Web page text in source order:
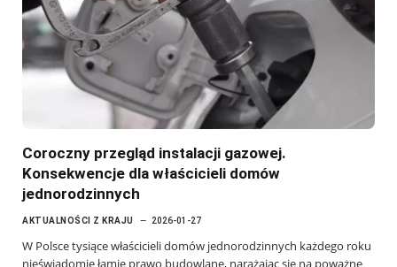
Coroczny przegląd instalacji gazowej.
Konsekwencje dla właścicieli domów
jednorodzinnych
AKTUALNOŚCI Z KRAJU 2026-01-27
W Polsce tysiące właścicieli domów jednorodzinnych każdego roku
nieświadomie łamie prawo budowlane, narażając się na poważne